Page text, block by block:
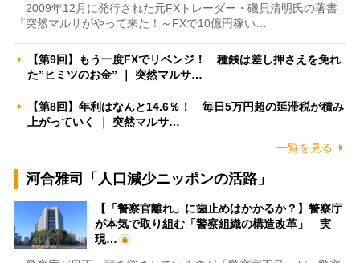
2009年12月に発行された元FXトレーダー・磯貝清明氏の著書
『突然マルサがやって来た！～FXで10億円稼い…
【第9回】もう一度FXでリベンジ！ 種銭は差し押さえを免れ
た”ヒミツのお金” ｜ 突然マルサ…
【第8回】年利はなんと14.6％！ 毎日5万円超の延滞税が積み
上がっていく ｜ 突然マルサ…
一覧を見る
河合雅司「人口減少ニッポンの活路」
【「警察官離れ」に歯止めはかかるか？】警察庁
が本気で取り組む「警察組織の構造改革」 実
現…